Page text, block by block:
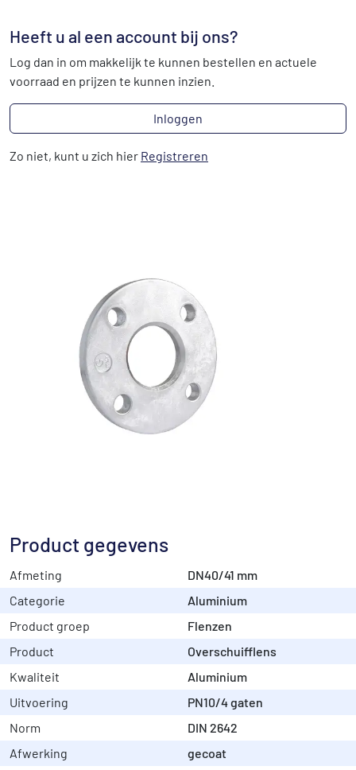
Product gegevens
Afmeting
DN40/41 mm
Categorie
Aluminium
Product groep
Flenzen
Product
Overschuifflens
Kwaliteit
Aluminium
Uitvoering
PN10/4 gaten
Norm
DIN 2642
Afwerking
gecoat
Heeft u al een account bij ons?
Log dan in om makkelijk te kunnen bestellen en actuele
voorraad en prijzen te kunnen inzien.
Inloggen
Zo niet, kunt u zich hier Registreren